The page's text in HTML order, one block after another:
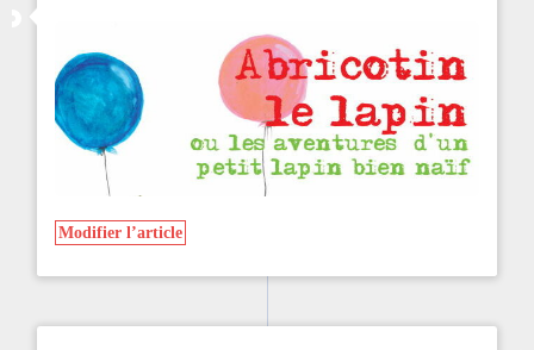
Modifier l’article